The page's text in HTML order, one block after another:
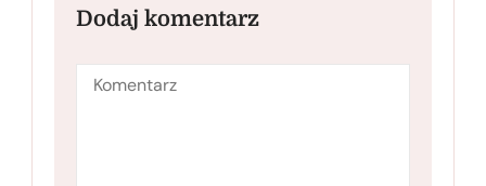
Dodaj komentarz